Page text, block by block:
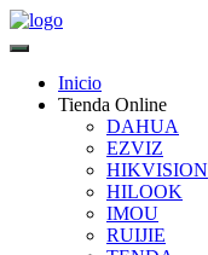
Inicio
Tienda Online
DAHUA
EZVIZ
HIKVISION
HILOOK
IMOU
RUIJIE